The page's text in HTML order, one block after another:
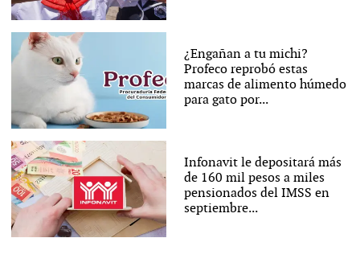
¿Engañan a tu michi?
Profeco reprobó estas
marcas de alimento húmedo
para gato por...
Infonavit le depositará más
de 160 mil pesos a miles
pensionados del IMSS en
septiembre...